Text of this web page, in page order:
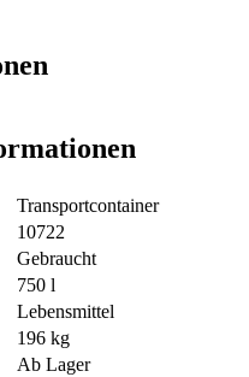
Transportcontainer
10722
Gebraucht
750 l
Lebensmittel
196 kg
Ab Lager